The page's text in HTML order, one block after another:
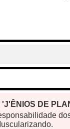
'J'ÊNIOS DE